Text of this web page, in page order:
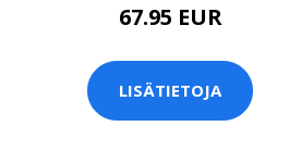
67.95 EUR
LISÄTIETOJA